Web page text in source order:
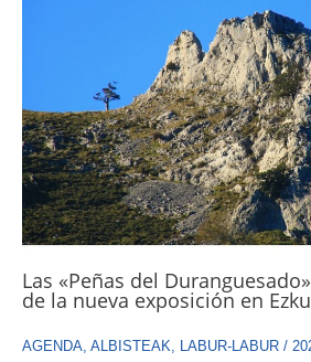
Las «Peñas del
de la nueva exposición en
AGENDA, ALBISTEAK, LABUR-LABUR /